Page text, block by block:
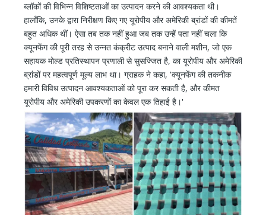
ब्लॉकों की विभिन्न विशिष्टताओं का उत्पादन करने की आवश्यकता थी।
हालाँकि, उनके द्वारा निरीक्षण किए गए यूरोपीय और अमेरिकी ब्रांडों की कीमतें
बहुत अधिक थीं। ऐसा तब तक नहीं हुआ जब तक उन्हें पता नहीं चला कि
क्यूनफेंग की पूरी तरह से उन्नत कंक्रीट उत्पाद बनाने वाली मशीन, जो एक
सहायक मोल्ड प्रतिस्थापन प्रणाली से सुसज्जित है, का यूरोपीय और अमेरिकी
ब्रांडों पर महत्वपूर्ण मूल्य लाभ था। ग्राहक ने कहा, 'क्यूनफेंग की तकनीक
हमारी विविध उत्पादन आवश्यकताओं को पूरा कर सकती है, और कीमत
यूरोपीय और अमेरिकी उपकरणों का केवल एक तिहाई है।'